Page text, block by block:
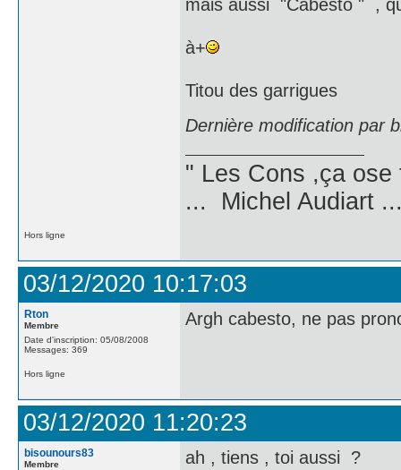
à+
Titou des garrigues
Dernière modification par
" Les Cons ,ça
... Michel Audiart
Hors ligne
03/12/2020 10:17:03
Rton
Membre
Date d'inscription: 05/08/2008
Messages: 369
Argh cabesto, ne pas
Hors ligne
03/12/2020 11:20:23
bisounours83
Membre
ah , tiens , toi aussi ?